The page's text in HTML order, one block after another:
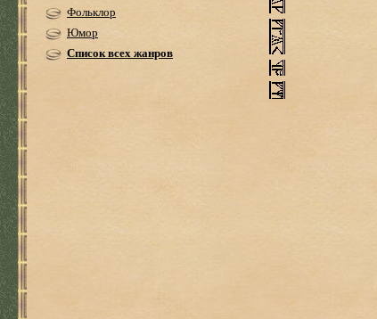
Фольклор
Юмор
Список всех жанров